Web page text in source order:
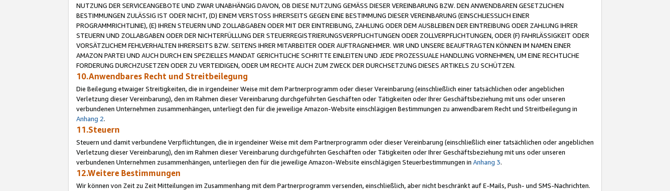
NUTZUNG DER SERVICEANGEBOTE UND ZWAR UNABHÄNGIG DAVON, OB DIESE NUTZUNG GEMÄSS DIESER VEREINBARUNG BZW. DEN ANWENDBAREN GESETZLICHEN
BESTIMMUNGEN ZULÄSSIG IST ODER NICHT, (D) EINEM VERSTOSS IHRERSEITS GEGEN EINE BESTIMMUNG DIESER VEREINBARUNG (EINSCHLIESSLICH EINER
PROGRAMMRICHTLINIE), (E) IHREN STEUERN UND ZOLLABGABEN ODER MIT DER EINTREIBUNG, ZAHLUNG ODER DEM AUSBLEIBEN DER EINTREIBUNG ODER ZAHLUNG IHRER
STEUERN UND ZOLLABGABEN ODER DER NICHTERFÜLLUNG DER STEUERREGISTRIERUNGSVERPFLICHTUNGEN ODER ZOLLVERPFLICHTUNGEN, ODER (F) FAHRLÄSSIGKEIT ODER
VORSÄTZLICHEM FEHLVERHALTEN IHRERSEITS BZW. SEITENS IHRER MITARBEITER ODER AUFTRAGNEHMER. WIR UND UNSERE BEAUFTRAGTEN KÖNNEN IM NAMEN EINER
AMAZON PARTEI UND AUCH DURCH EIN SPEZIELLES MANDAT GERICHTLICHE SCHRITTE EINLEITEN UND JEDE PROZESSUALE HANDLUNG VORNEHMEN, UM EINE RECHTLICHE
FORDERUNG DURCHZUSETZEN ODER ZU VERTEIDIGEN, ODER UM RECHTE AUCH ZUM ZWECK DER DURCHSETZUNG DIESES ARTIKELS ZU SCHÜTZEN.
10.Anwendbares Recht und Streitbeilegung
Die Beilegung etwaiger Streitigkeiten, die in irgendeiner Weise mit dem Partnerprogramm oder dieser Vereinbarung (einschließlich einer tatsächlichen oder angeblichen
Verletzung dieser Vereinbarung), den im Rahmen dieser Vereinbarung durchgeführten Geschäften oder Tätigkeiten oder Ihrer Geschäftsbeziehung mit uns oder unseren
verbundenen Unternehmen zusammenhängen, unterliegt den für die jeweilige Amazon-Website einschlägigen Bestimmungen zu anwendbarem Recht und Streitbeilegung in
Anhang 2.
11.Steuern
Steuern und damit verbundene Verpflichtungen, die in irgendeiner Weise mit dem Partnerprogramm oder dieser Vereinbarung (einschließlich einer tatsächlichen oder angeblichen
Verletzung dieser Vereinbarung), den im Rahmen dieser Vereinbarung durchgeführten Geschäften oder Tätigkeiten oder Ihrer Geschäftsbeziehung mit uns oder unseren
verbundenen Unternehmen zusammenhängen, unterliegen den für die jeweilige Amazon-Website einschlägigen Steuerbestimmungen in Anhang 3.
12.Weitere Bestimmungen
Wir können von Zeit zu Zeit Mitteilungen im Zusammenhang mit dem Partnerprogramm versenden, einschließlich, aber nicht beschränkt auf E-Mails, Push- und SMS-Nachrichten.